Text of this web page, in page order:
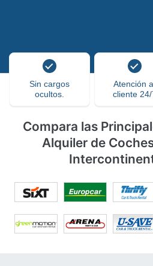
Sin cargos
ocultos.
Atención
cliente 24/
Compara las
Alquiler de